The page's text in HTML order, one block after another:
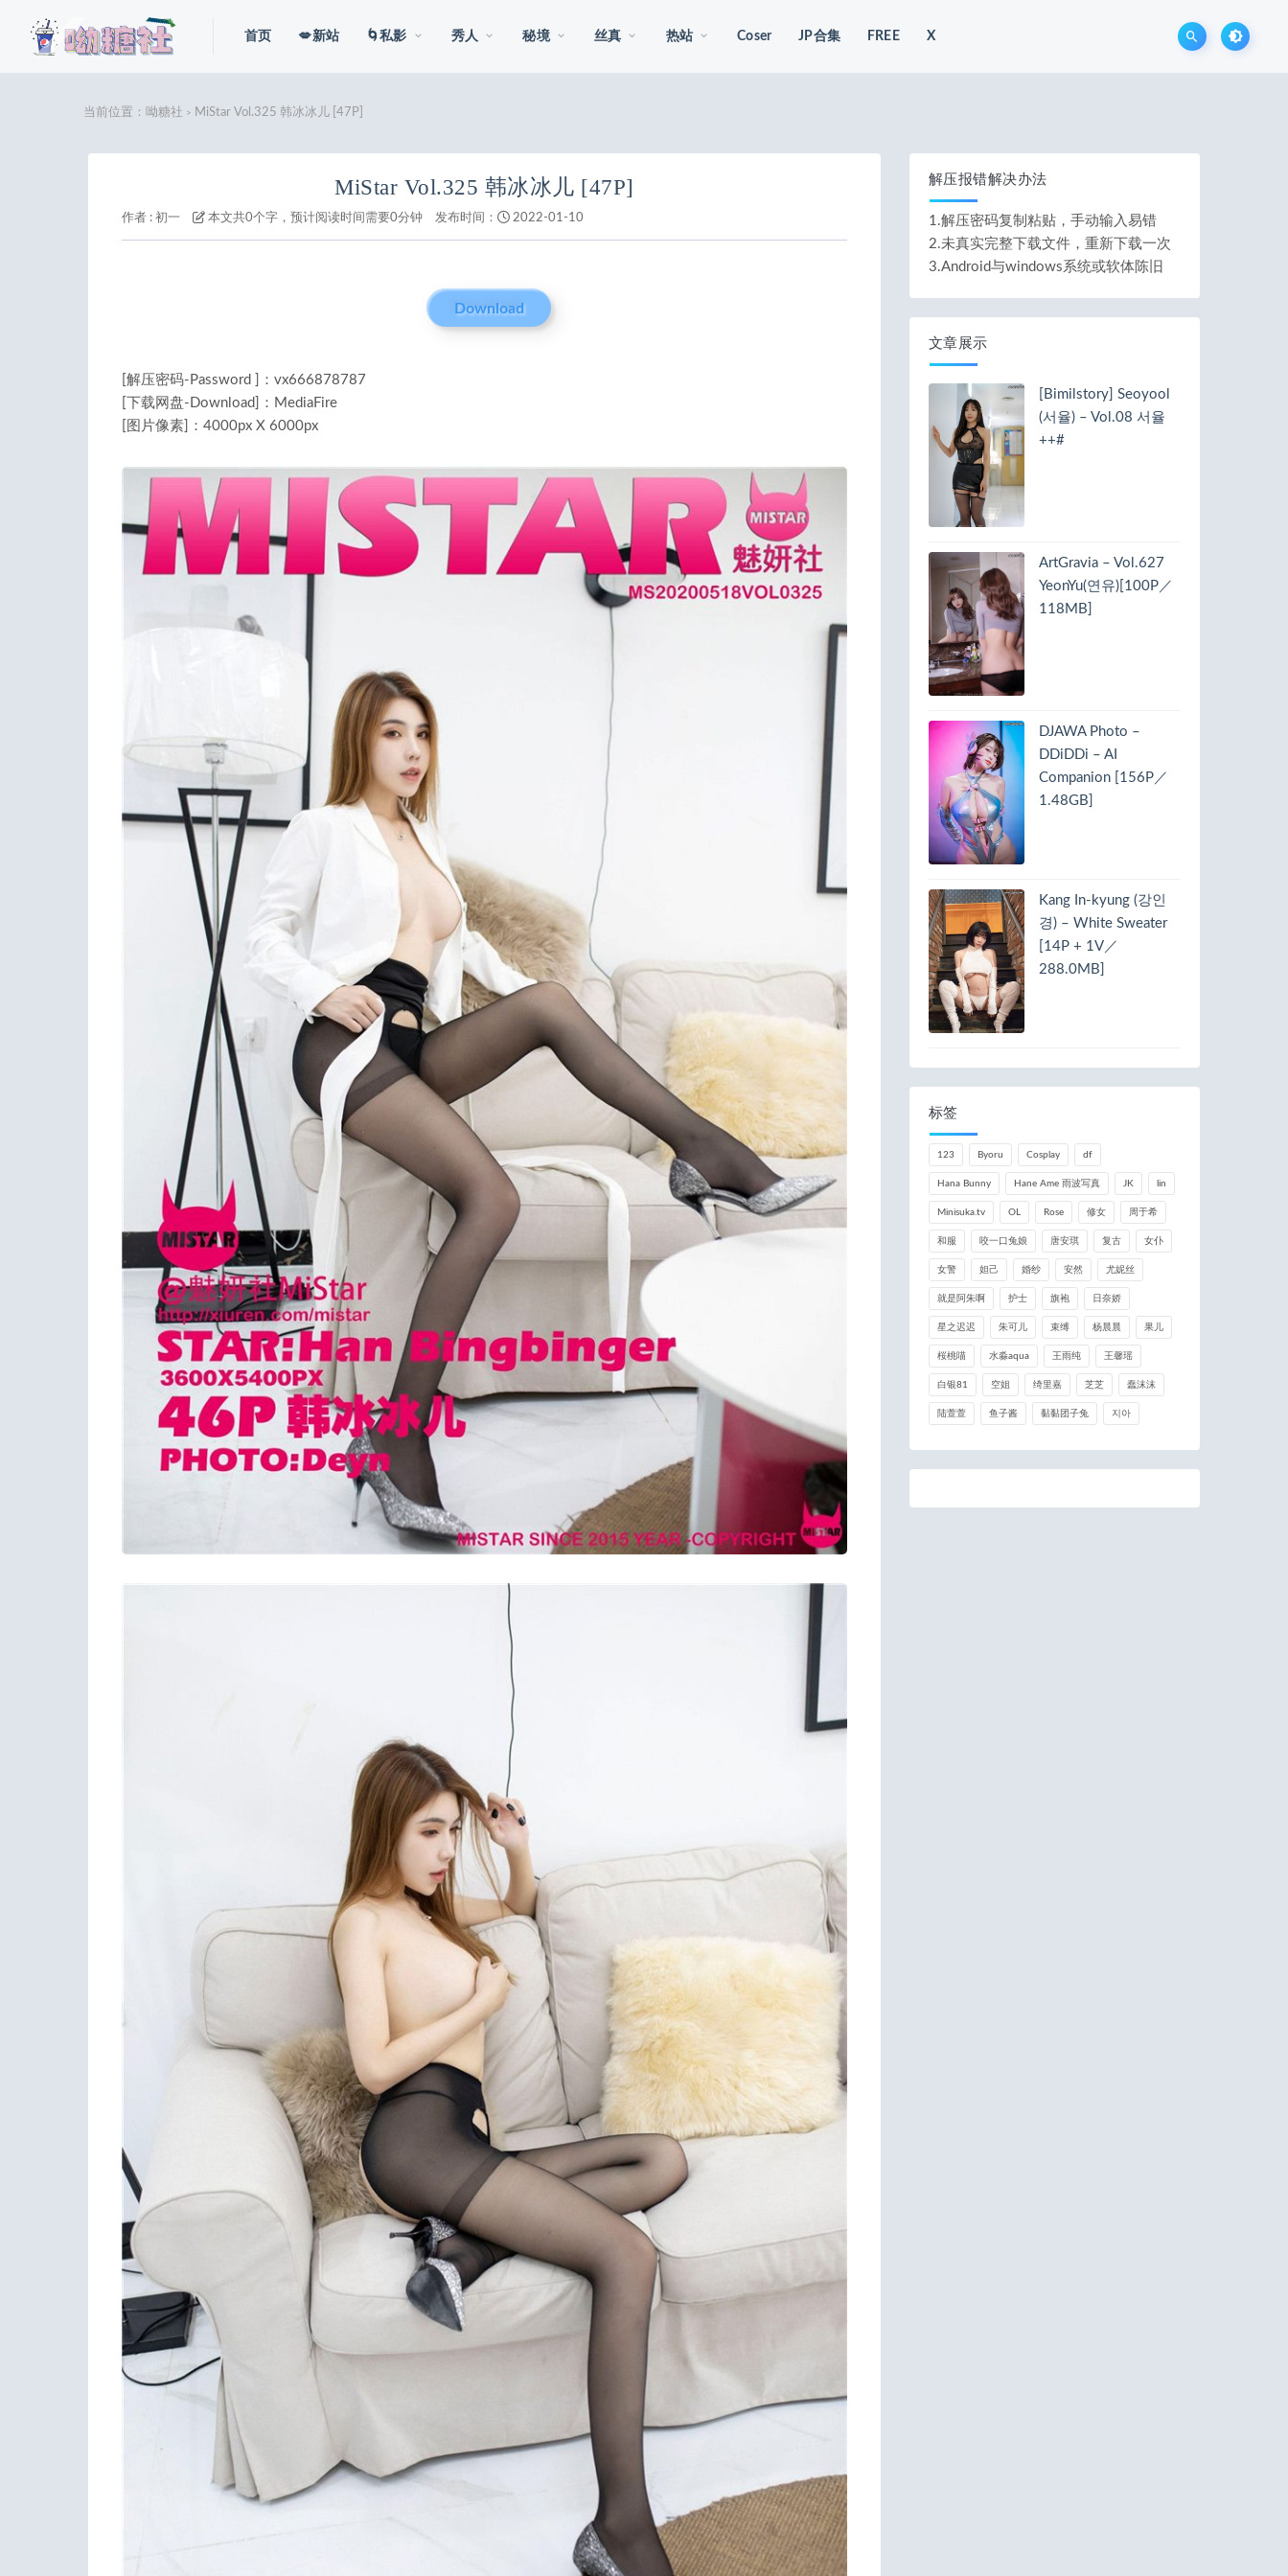
首页 💋新站 🌀私影 秀人 秘境 丝真 热站 Coser JP合集 FREE X
当前位置： 呦糖社 > MiStar Vol.325 韩冰冰儿 [47P]
MiStar Vol.325 韩冰冰儿 [47P]
作者 : 初一 本文共0个字，预计阅读时间需要0分钟 发布时间： 2022-01-10
Download
[解压密码-Password ]：vx666878787
[下载网盘-Download]：MediaFire
[图片像素]：4000px X 6000px
解压报错解决办法
1.解压密码复制粘贴，手动输入易错
2.未真实完整下载文件，重新下载一次
3.Android与windows系统或软体陈旧
文章展示
[Bimilstory] Seoyool
(서율) – Vol.08 서율
++#
ArtGravia – Vol.627
YeonYu(연유)[100P／
118MB]
DJAWA Photo –
DDiDDi – AI
Companion [156P／
1.48GB]
Kang In-kyung (강인
경) – White Sweater
[14P + 1V／
288.0MB]
标签
123 Byoru Cosplay df
Hana Bunny Hane Ame 雨波写真 JK lin
Minisuka.tv OL Rose 修女 周于希
和服 咬一口兔娘 唐安琪 复古 女仆
女警 妲己 婚纱 安然 尤妮丝
就是阿朱啊 护士 旗袍 日奈娇
星之迟迟 朱可儿 束缚 杨晨晨 果儿
桜桃喵 水淼aqua 王雨纯 王馨瑶
白银81 空姐 绮里嘉 芝芝 蠢沫沫
陆萱萱 鱼子酱 黏黏团子兔 지아